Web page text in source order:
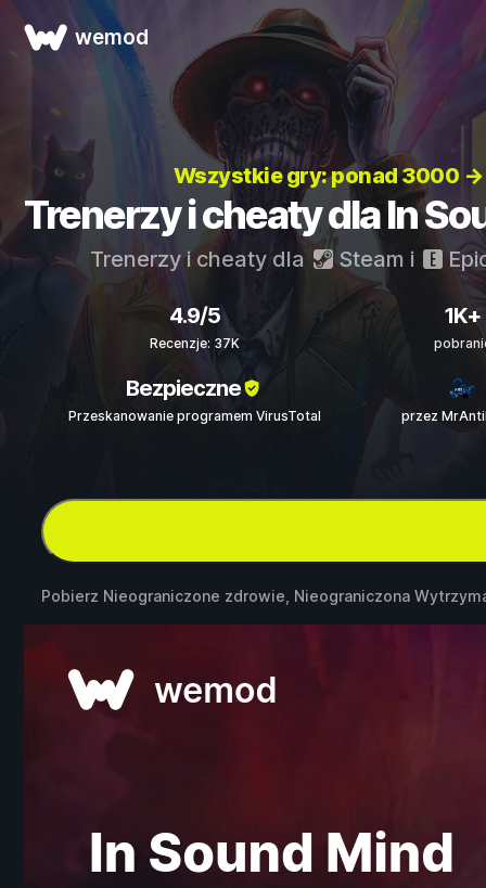
wemod
Wszystkie gry: ponad 3000 →
Trenerzy i cheaty dla In
Trenerzy i cheaty dla Steam i
4.9/5
Recenzje: 37K
1K+
Bezpieczne
Przeskanowanie programem VirusTotal przez
Pobierz Nieograniczone zdrowie, Nieograniczona